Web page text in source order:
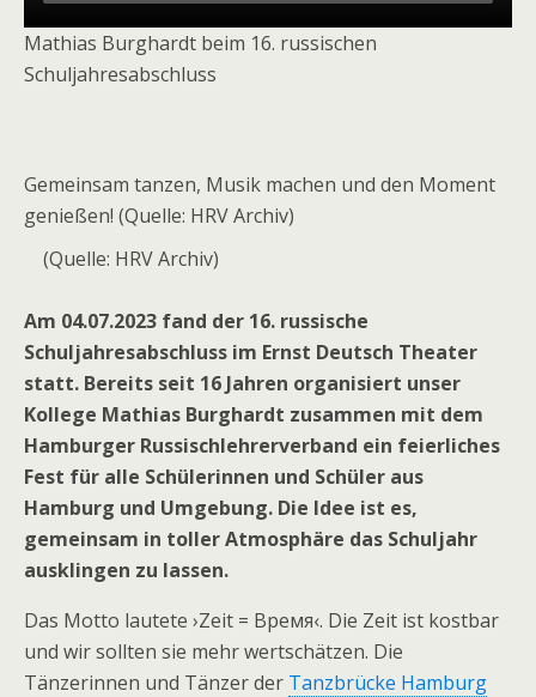
Mathias Burghardt beim 16. russischen
Schuljahresabschluss
Gemeinsam tanzen, Musik machen und den Moment
genießen! (Quelle: HRV Archiv)
(Quelle: HRV Archiv)
Am 04.07.2023 fand der 16. russische
Schuljahresabschluss im Ernst Deutsch Theater
statt. Bereits seit 16 Jahren organisiert unser
Kollege Mathias Burghardt zusammen mit dem
Hamburger Russischlehrerverband ein feierliches
Fest für alle Schülerinnen und Schüler aus
Hamburg und Umgebung. Die Idee ist es,
gemeinsam in toller Atmosphäre das Schuljahr
ausklingen zu lassen.
Das Motto lautete ›Zeit = Время‹. Die Zeit ist kostbar
und wir sollten sie mehr wertschätzen. Die
Tänzerinnen und Tänzer der Tanzbrücke Hamburg